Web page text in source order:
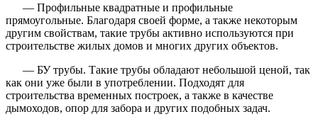
— Профильные квадратные и профильные
прямоугольные. Благодаря своей форме, а также некоторым
другим свойствам, такие трубы активно используются при
строительстве жилых домов и многих других объектов.
— БУ трубы. Такие трубы обладают небольшой ценой, так
как они уже были в употреблении. Подходят для
строительства временных построек, а также в качестве
дымоходов, опор для забора и других подобных задач.